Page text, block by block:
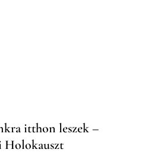
itthon leszek –
Holokauszt